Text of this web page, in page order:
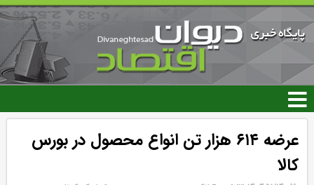
رفتن
محتوای
اصلی
عرضه ۶۱۴ هزار تن انواع محصول در بورس
کالا